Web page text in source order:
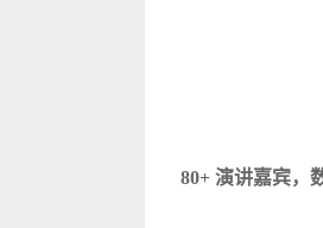
80+ 演讲嘉宾，